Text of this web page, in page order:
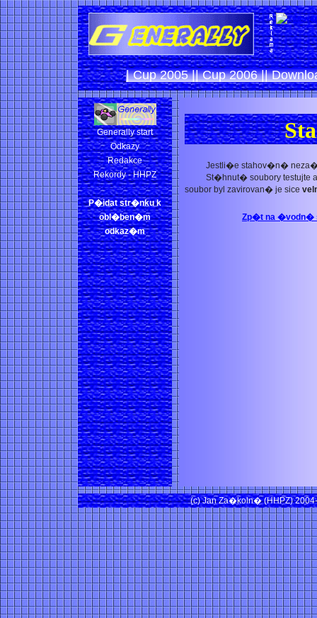
Jestli�e stahov�n�
St�hnut� soubory testujte
soubor byl zavirovan� je sice
Zp�t na �vodn�
Generally start
Odkazy
Redakce
Rekordy - HHPZ
P�idat str�nku k
obl�ben�m
odkaz�m
| Cup 2005 || Cup 2006 ||
(c) Jan Za�koln� (HHPZ)